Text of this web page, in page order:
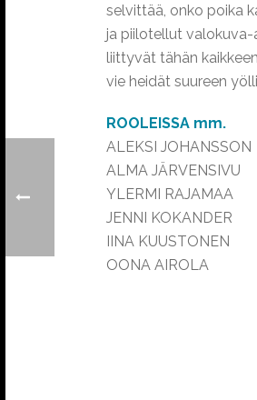
selvittää, onko poika
ja piilotellut valokuva-
liittyvät tähän
vie heidät suureen
ROOLEISSA mm.
ALEKSI JOHANSSON
ALMA JÄRVENSIVU
YLERMI RAJAMAA
JENNI KOKANDER
IINA KUUSTONEN
OONA AIROLA